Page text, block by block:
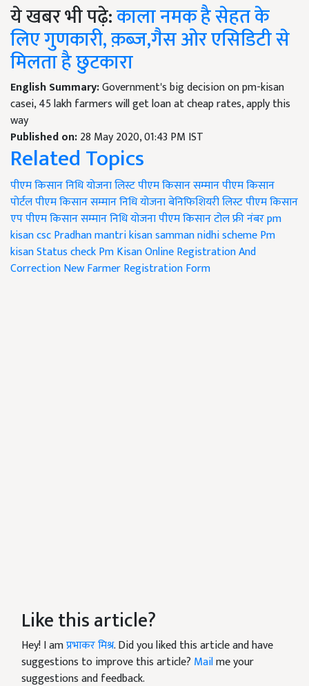
ये खबर भी पढ़े:काला नमक है सेहत के
लिए गुणकारी, क़ब्ज़,गैस ओर एसिडिटी से
मिलता है छुटकारा
English Summary:Government's big decision on pm-kisan
casei, 45 lakh farmers will get loan at cheap rates, apply this
way
Published on:28 May 2020, 01:43 PM IST
Related Topics
पीएम किसान निधि योजना लिस्टपीएम किसान सम्मानपीएम किसान
पोर्टलपीएम किसान सम्मान निधि योजना बेनिफिशियरी लिस्टपीएम किसान
एपपीएम किसान सम्मान निधि योजनापीएम किसान टोल फ्री नंबरpm
kisan cscPradhan mantri kisan samman nidhi schemePm
kisan Status checkPm Kisan Online Registration And
CorrectionNew Farmer Registration Form
Like this article?
Hey! I amप्रभाकर मिश्र. Did you liked this article and have
suggestions to improve this article? Mailme your
suggestions and feedback.